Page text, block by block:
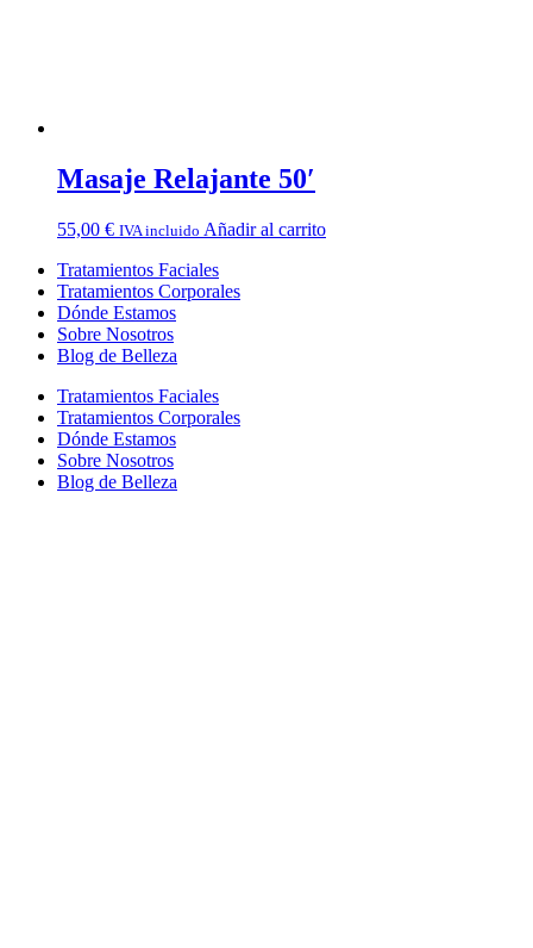
Masaje Relajante 50′
55,00 € IVA incluido Añadir al carrito
Tratamientos Faciales
Tratamientos Corporales
Dónde Estamos
Sobre Nosotros
Blog de Belleza
Tratamientos Faciales
Tratamientos Corporales
Dónde Estamos
Sobre Nosotros
Blog de Belleza